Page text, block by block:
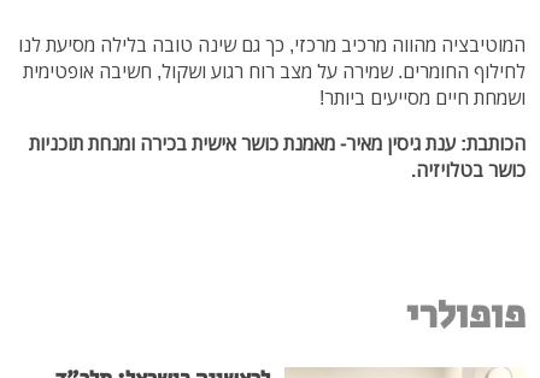
המוטיבציה מהווה מרכיב מרכזי, כך גם שינה טובה בלילה מסיעת לנו
לחילוף החומרים. שמירה על מצב רוח רגוע ושקול, חשיבה אופטימית
ושמחת חיים מסייעים ביותר!
הכותבת: ענת גיסין מאיר- מאמנת כושר אישית בכירה ומנחת תוכניות
כושר בטלויזיה.
פופולרי